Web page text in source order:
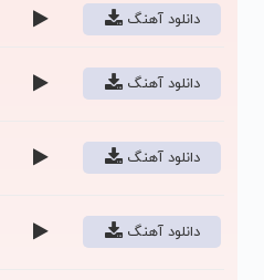
دانلود آهنگ
دانلود آهنگ
دانلود آهنگ
دانلود آهنگ